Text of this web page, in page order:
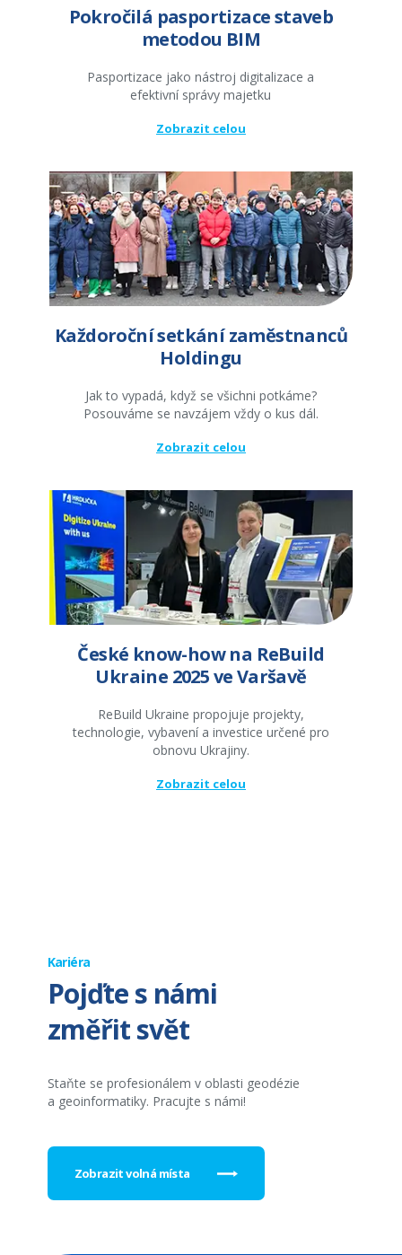
Pokročilá pasportizace staveb
metodou BIM
Pasportizace jako nástroj digitalizace a
efektivní správy majetku
Zobrazit celou
Každoroční setkání zaměstnanců
Holdingu
Jak to vypadá, když se všichni potkáme?
Posouváme se navzájem vždy o kus dál.
Zobrazit celou
České know-how na ReBuild
Ukraine 2025 ve Varšavě
ReBuild Ukraine propojuje projekty,
technologie, vybavení a investice určené pro
obnovu Ukrajiny.
Zobrazit celou
Kariéra
Pojďte s námi
změřit svět
Staňte se profesionálem v oblasti geodézie
a geoinformatiky. Pracujte s námi!
Zobrazit volná místa